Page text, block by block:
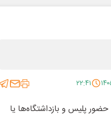
۲۲:۴۱
پلیس و بازداشتگاه‌ها یا